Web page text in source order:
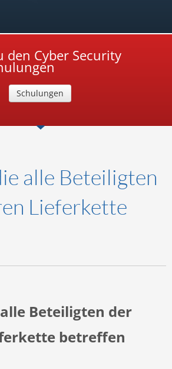
den Cyber Security
Schulungen
alle Beteiligten
Lieferkette
Beteiligten der
betreffen